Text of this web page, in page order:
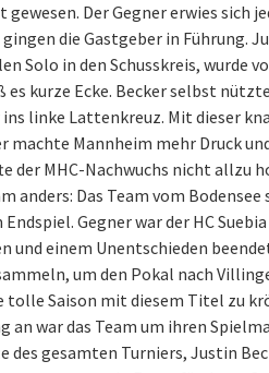
Der Gegner erwies sich
die Gastgeber in Führung.
Solo in den Schusskreis, wurde
kurze Ecke. Becker selbst
linke Lattenkreuz. Mit dieser
machte Mannheim mehr Druck
der MHC-Nachwuchs nicht allzu
anders: Das Team vom
Gegner war der HC
und einem Unentschieden
um den Pokal nach
tolle Saison mit diesem Titel zu
an war das Team um ihren
des gesamten Turniers, Justin